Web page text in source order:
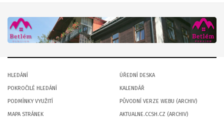
HLEDÁNÍ
POKROČILÉ HLEDÁNÍ
PODMÍNKY VYUŽITÍ
MAPA STRÁNEK
ÚŘEDNÍ DESKA
KALENDÁŘ
PŮVODNÍ VERZE WEBU (ARCHIV)
AKTUALNE.CCSH.CZ (ARCHIV)